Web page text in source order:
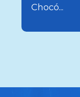
Chocó...